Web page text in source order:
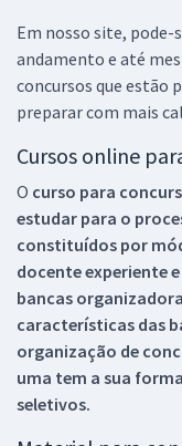
Em nosso site, pode-
andamento e até
concursos que estão
preparar com mais
Cursos online
O curso para
estudar para o
constituídos por
docente experiente
bancas
características das
organização de
uma tem a sua
seletivos.